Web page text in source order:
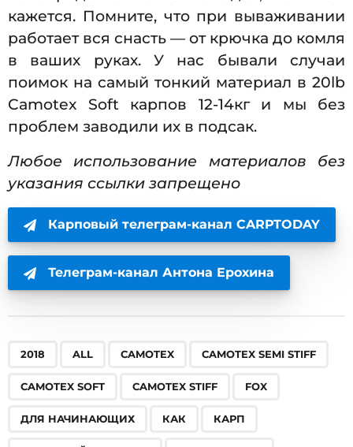
кажется. Помните, что при вываживании
работает вся снасть — от крючка до комля
в ваших руках. У нас бывали случаи
поимок на самый тонкий материал в 20lb
Camotex Soft карпов 12-14кг и мы без
проблем заводили их в подсак.
Любое использование материалов без
указания ссылки запрещено
Карповый телеграм-канал CARPTODAY
Телеграм-канал Антона Ерохина
2018 ALL CAMOTEX CAMOTEX SEMI STIFF
CAMOTEX SOFT CAMOTEX STIFF FOX
ДЛЯ НАЧИНАЮЩИХ КАК КАРП